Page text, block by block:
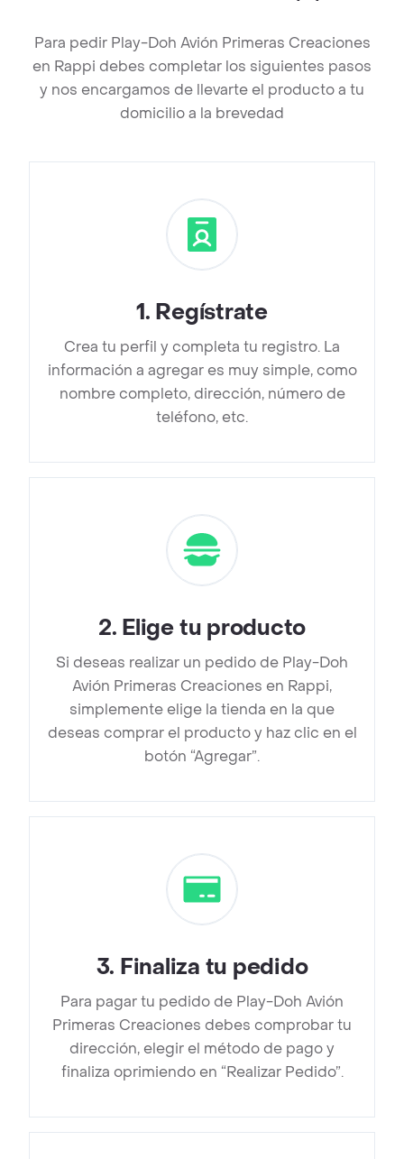
Para pedir Play-Doh Avión Primeras Creaciones
en Rappi debes completar los siguientes pasos
y nos encargamos de llevarte el producto a tu
domicilio a la brevedad
1. Regístrate
Crea tu perfil y completa tu registro. La
información a agregar es muy simple, como
nombre completo, dirección, número de
teléfono, etc.
2. Elige tu producto
Si deseas realizar un pedido de Play-Doh
Avión Primeras Creaciones en Rappi,
simplemente elige la tienda en la que
deseas comprar el producto y haz clic en el
botón “Agregar”.
3. Finaliza tu pedido
Para pagar tu pedido de Play-Doh Avión
Primeras Creaciones debes comprobar tu
dirección, elegir el método de pago y
finaliza oprimiendo en “Realizar Pedido”.